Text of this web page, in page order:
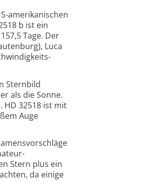
ameri­kanischen
b ist ein
Tage. Der
Luca
Sternbild
als die Sonne.
HD 32518 ist mit
Auge
Stern plus ein
da einige